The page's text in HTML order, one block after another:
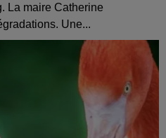
La maire Catherine
Une...